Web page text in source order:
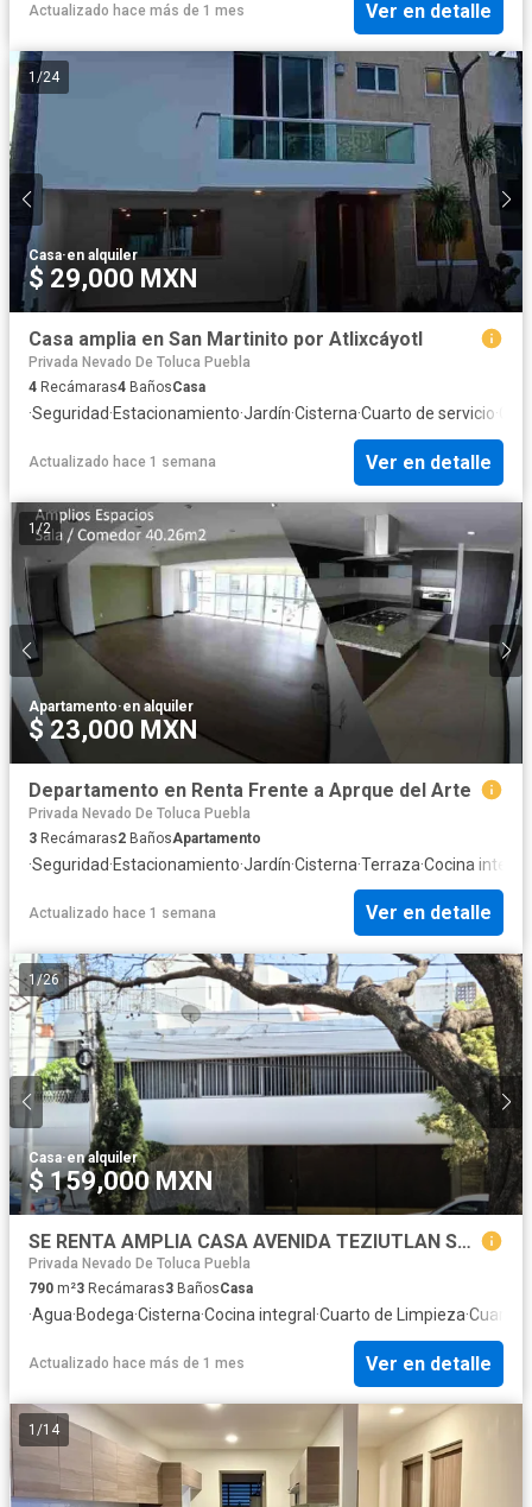
Actualizado hace más de 1 mes Ver en detalle
1 /24
Casa·en alquiler
$ 29,000 MXN
Casa amplia en San Martinito por Atlixcáyotl
Privada Nevado De Toluca Puebla
4 Recámaras4 BañosCasa
·Seguridad·Estacionamiento·Jardín·Cisterna·Cuarto de servicio·
Actualizado hace 1 semana Ver en detalle
1/2
Apartamento·en alquiler
$ 23,000 MXN
Departamento en Renta Frente a Aprque del Arte
Privada Nevado De Toluca Puebla
3 Recámaras2 BañosApartamento
·Seguridad·Estacionamiento·Jardín·Cisterna·Terraza·Cocina
Actualizado hace 1 semana Ver en detalle
1/26
Casa·en alquiler
$ 159,000 MXN
SE RENTA AMPLIA CASA AVENIDA TEZIUTLAN SUR, COL. LA PAZ, PUEBLA
Privada Nevado De Toluca Puebla
790 m²3 Recámaras3 BañosCasa
·Agua·Bodega·Cisterna·Cocina integral ·Cuarto de Limpieza·Cuarto
Actualizado hace más de 1 mes Ver en detalle
1 /14